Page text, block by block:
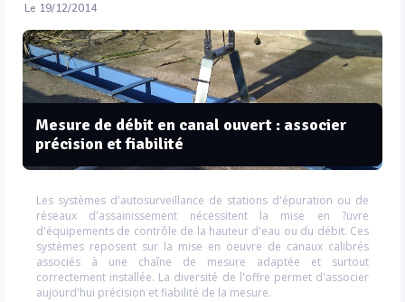
Le 19/12/2014
Mesure de débit en canal ouvert : associer
précision et fiabilité
Les systèmes d'autosurveillance de stations d'épuration ou de
réseaux d'assainissement nécessitent la mise en ?uvre
d'équipements de contrôle de la hauteur d'eau ou du débit. Ces
systèmes reposent sur la mise en oeuvre de canaux calibrés
associés à une chaîne de mesure adaptée et surtout
correctement installée. La diversité de l'offre permet d'associer
aujourd'hui précision et fiabilité de la mesure.